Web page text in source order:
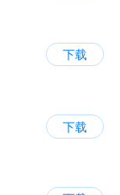
下载
下载